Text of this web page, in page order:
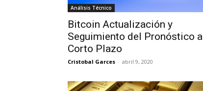
Análisis Técnico
Bitcoin Actualización y
Seguimiento del Pronóstico a
Corto Plazo
Cristobal Garces - abril 9, 2020